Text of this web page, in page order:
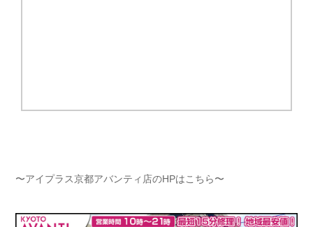
〜アイプラス京都アバンティ店のHPはこちら〜